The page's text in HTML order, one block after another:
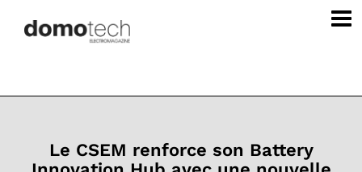
Le CSEM renforce son Battery